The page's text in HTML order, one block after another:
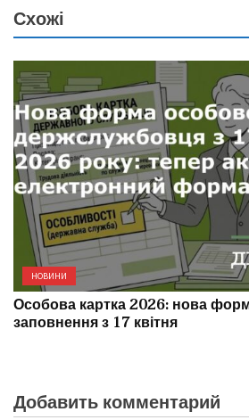
Схожі
НОВИНИ
Особова картка 2026: нова
заповнення з 17 квітня
Добавить комментарий